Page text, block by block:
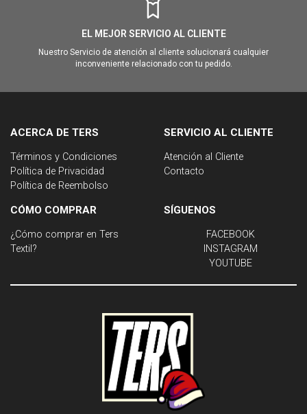
EL MEJOR SERVICIO AL CLIENTE
Nuestro Servicio de atención al cliente solucionará cualquier
inconveniente relacionado con tu pedido.
ACERCA DE TERS
Términos y Condiciones
Política de Privacidad
Política de Reembolso
SERVICIO AL CLIENTE
Atención al Cliente
Contacto
CÓMO COMPRAR
¿Cómo comprar en Ters
Textil?
SÍGUENOS
FACEBOOK
INSTAGRAM
YOUTUBE